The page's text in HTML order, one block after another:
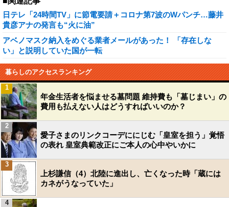
日テレ「24時間TV」に節電要請＋コロナ第7波のWパンチ…藤井
貴彦アナの発言も“火に油”
アベノマスク納入をめぐる業者メールがあった！ 「存在しな
い」と説明していた国が一転
暮らしのアクセスランキング
年金生活者を悩ませる墓問題 維持費も「墓じまい」の
費用も払えない人はどうすればいいのか？
1
愛子さまのリンクコーデににじむ「皇室を担う」覚悟
の表れ 皇室典範改正にご本人の心中やいかに
2
上杉謙信（4）北陸に進出し、亡くなった時「蔵には
カネがうなっていた」
3
4